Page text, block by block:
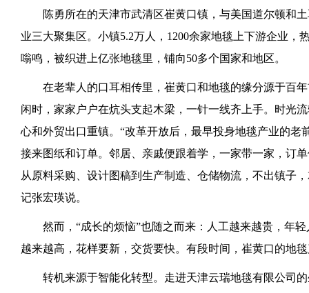
陈勇所在的天津市武清区崔黄口镇，与美国道尔顿和
业三大聚集区。小镇5.2万人，1200余家地毯上下游企业，
嗡鸣，被织进上亿张地毯里，铺向50多个国家和地区。
在老辈人的口耳相传里，崔黄口和地毯的缘分源于百
闲时，家家户户在炕头支起木梁，一针一线齐上手。时光
心和外贸出口重镇。“改革开放后，最早投身地毯产业的老
接来图纸和订单。邻居、亲戚便跟着学，一家带一家，订
从原料采购、设计图稿到生产制造、仓储物流，不出镇子
记张宏瑛说。
然而，“成长的烦恼”也随之而来：人工越来越贵，年
越来越高，花样要新，交货要快。有段时间，崔黄口的地
转机来源于智能化转型。走进天津云瑞地毯有限公司